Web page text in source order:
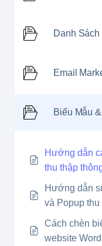
Danh
Email
Biểu Mẫu
Hướng dẫn
thu thập
Hướng dẫn
và Popup
Cách chèn
website